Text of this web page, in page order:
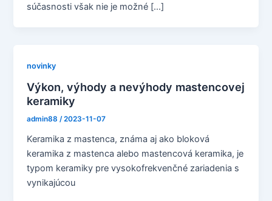
súčasnosti však nie je možné [...]
novinky
Výkon, výhody a nevýhody mastencovej
keramiky
admin88/2023-11-07
Keramika z mastenca, známa aj ako bloková
keramika z mastenca alebo mastencová keramika, je
typom keramiky pre vysokofrekvenčné zariadenia s
vynikajúcou